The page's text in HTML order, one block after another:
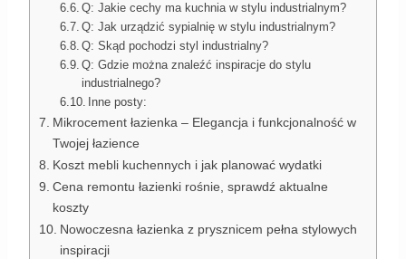
Q: Jakie cechy ma kuchnia w stylu industrialnym?
Q: Jak urządzić sypialnię w stylu industrialnym?
Q: Skąd pochodzi styl industrialny?
Q: Gdzie można znaleźć inspiracje do stylu
industrialnego?
Inne posty:
Mikrocement łazienka – Elegancja i funkcjonalność w
Twojej łazience
Koszt mebli kuchennych i jak planować wydatki
Cena remontu łazienki rośnie, sprawdź aktualne
koszty
Nowoczesna łazienka z prysznicem pełna stylowych
inspiracji